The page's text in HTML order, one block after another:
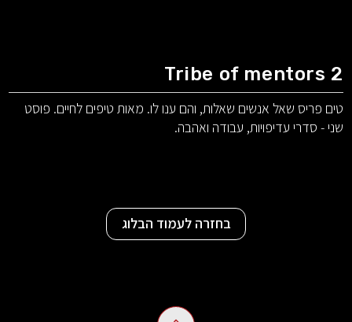
Tribe of mentors 2
טים פריס שאל אנשים שאלות, והם ענו לו. מאות טיפים לחיים. פוסט
שני - סדרי עדיפויות, עבודה ואהבה.
בחזרה לעמוד הבלוג